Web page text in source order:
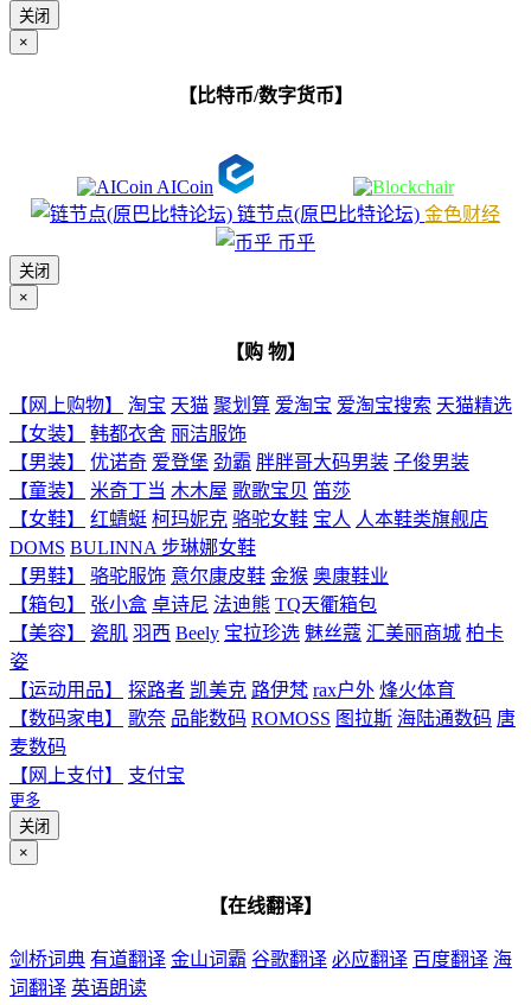
关闭
×
【比特币/数字货币】
AICoin
链节点(原巴比特论坛) 金色财经
币乎
关闭
×
【购 物】
【网上购物】 淘宝 天猫 聚划算 爱淘宝 爱淘宝搜索 天猫精选
【女装】
韩都衣舍 丽洁服饰
【男装】
优诺奇 爱登堡 劲霸 胖胖哥大码男装 子俊男装
【童装】
米奇丁当 木木屋 歌歌宝贝 笛莎
【女鞋】
红蜻蜓 柯玛妮克 骆驼女鞋 宝人 人本鞋类旗舰店
DOMS BULINNA 步琳娜女鞋
【男鞋】
骆驼服饰 意尔康皮鞋 金猴 奥康鞋业
【箱包】
张小盒 卓诗尼 法迪熊 TQ天衢箱包
【美容】
瓷肌 羽西 Beely 宝拉珍选 魅丝蔻 汇美丽商城 柏卡
姿
【运动用品】
探路者 凯美克 路伊梵 rax户外 烽火体育
【数码家电】
歌奈 品能数码 ROMOSS 图拉斯 海陆通数码 唐
麦数码
【网上支付】
支付宝
更多
关闭
×
【在线翻译】
剑桥词典 有道翻译 金山词霸 谷歌翻译 必应翻译 百度翻译 海
词翻译 英语朗读